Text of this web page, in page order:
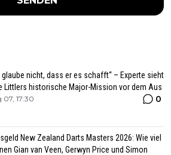
glaube nicht, dass er es schafft“ – Experte sieht
Littlers historische Major-Mission vor dem Aus
07, 17:30 0
New Zealand Darts Masters 2026: Wie viel
Gian van Veen, Gerwyn Price und Simon